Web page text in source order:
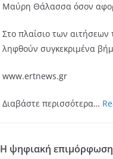
Μαύρη Θάλασσα όσον
Στο πλαίσιο των αιτήσεων
ληφθούν συγκεκριμένα
www.ertnews.gr
Διαβάστε περισσότερα…
Η ψηφιακή